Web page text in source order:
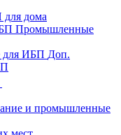
дома
Промышленные
Доп.
и промышленные